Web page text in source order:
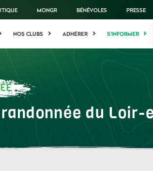
MONGR BÉNÉVOLES PRESSE
NOS CLUBS ADHÉRER S'INFORMER
du Loir-